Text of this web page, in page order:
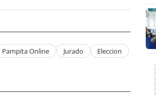
Pampita Online Jurado Eleccion